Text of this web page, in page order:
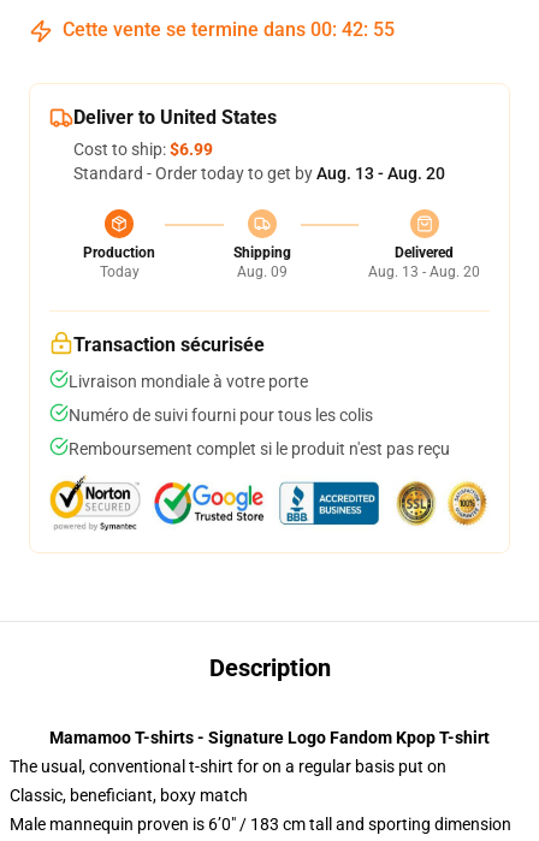
Cette vente se termine dans 00: 42: 54
Deliver to United States
Cost to ship:$6.99
Standard - Order today to get byAug. 13 - Aug. 20
Production
Today
Shipping
Aug. 09
Delivered
Aug. 13 - Aug. 20
Transaction sécurisée
Livraison mondiale à votre porte
Numéro de suivi fourni pour tous les colis
Remboursement complet si le produit n'est pas reçu
Description
Mamamoo T-shirts - Signature Logo Fandom Kpop T-shirt
The usual, conventional t-shirt for on a regular basis put on
Classic, beneficiant, boxy match
Male mannequin proven is 6’0″ / 183 cm tall and sporting dimension